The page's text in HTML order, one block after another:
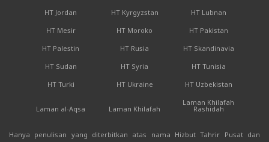
HT Jordan
HT Kyrgyzstan
HT Lubnan
HT Mesir
HT Moroko
HT Pakistan
HT Palestin
HT Rusia
HT Skandinavia
HT Sudan
HT Syria
HT Tunisia
HT Turki
HT Ukraine HT Uzbekistan
Laman al-Aqsa Laman Khilafah
Laman Khilafah
Rashidah
Hanya penulisan yang diterbitkan atas nama Hizbut Tahrir Pusat dan